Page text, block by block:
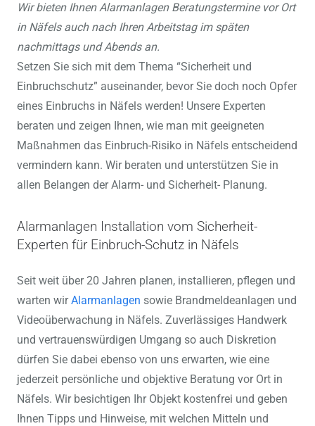
Wir bieten Ihnen Alarmanlagen Beratungstermine vor Ort
in Näfels auch nach Ihren Arbeitstag im späten
nachmittags und Abends an.
Setzen Sie sich mit dem Thema “Sicherheit und
Einbruchschutz” auseinander, bevor Sie doch noch Opfer
eines Einbruchs in Näfels werden! Unsere Experten
beraten und zeigen Ihnen, wie man mit geeigneten
Maßnahmen das Einbruch-Risiko in Näfels entscheidend
vermindern kann. Wir beraten und unterstützen Sie in
allen Belangen der Alarm- und Sicherheit- Planung.
Alarmanlagen Installation vom Sicherheit-
Experten für Einbruch-Schutz in Näfels
Seit weit über 20 Jahren planen, installieren, pflegen und
warten wirAlarmanlagen sowie Brandmeldeanlagen und
Videoüberwachung in Näfels. Zuverlässiges Handwerk
und vertrauenswürdigen Umgang so auch Diskretion
dürfen Sie dabei ebenso von uns erwarten, wie eine
jederzeit persönliche und objektive Beratung vor Ort in
Näfels. Wir besichtigen Ihr Objekt kostenfrei und geben
Ihnen Tipps und Hinweise, mit welchen Mitteln und